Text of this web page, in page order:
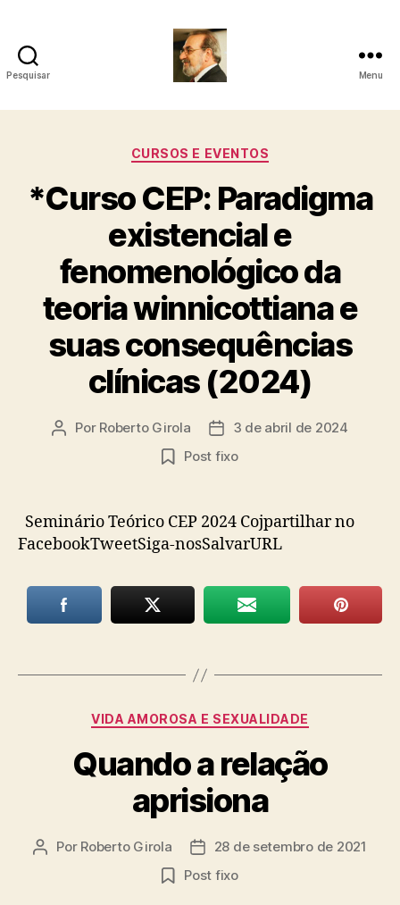
Pesquisar
-
Psicanalista
e
Terapeuta
Familiar
Menu
Categorias
CURSOS E EVENTOS
*Curso CEP: Paradigma
existencial e
fenomenológico da
teoria winnicottiana e
suas consequências
clínicas (2024)
Autor
Por Roberto Girola
Data
de
3 de abril de 2024
Post fixo
Seminário Teórico CEP 2024 Cojpartilhar no
FacebookTweetSiga-nosSalvarURL
Categorias
VIDA AMOROSA E SEXUALIDADE
Quando a relação
aprisiona
Autor
Por Roberto Girola
Data28 de setembro de 2021
Post fixo